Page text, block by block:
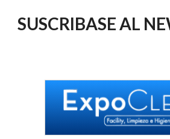
SUSCRIBASE AL